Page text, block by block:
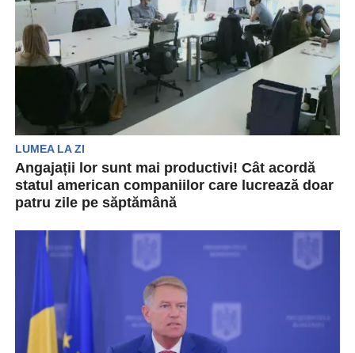
LUMEA LA ZI
Angajații lor sunt mai productivi! Cât acordă
statul american companiilor care lucrează doar
patru zile pe săptămână
lege care ar stimula companiile să treacă la o...